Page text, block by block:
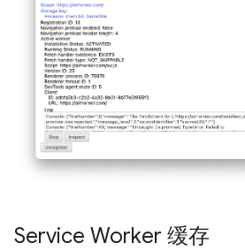
Service Worker 缓存